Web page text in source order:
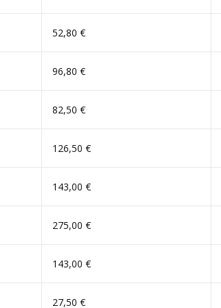
52,80 €
96,80 €
82,50 €
126,50 €
143,00 €
275,00 €
143,00 €
27,50 €